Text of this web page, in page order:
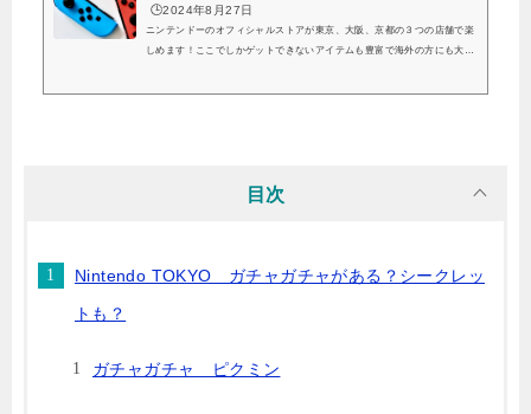
🕒️2024年8月27日
ニンテンドーのオフィシャルストアが東京、大阪、京都の３つの店舗で楽
しめます！ここでしかゲットできないアイテムも豊富で海外の方にも大人
目次
Nintendo TOKYO ガチャガチャがある？シークレッ
トも？
ガチャガチャ ピクミン